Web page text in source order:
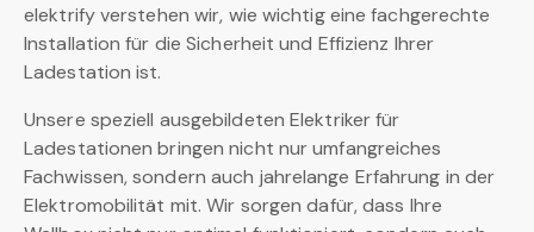
elektrify verstehen wir, wie wichtig eine fachgerechte
Installation für die Sicherheit und Effizienz Ihrer
Ladestation ist.
Unsere speziell ausgebildeten Elektriker für
Ladestationen bringen nicht nur umfangreiches
Fachwissen, sondern auch jahrelange Erfahrung in der
Elektromobilität mit. Wir sorgen dafür, dass Ihre